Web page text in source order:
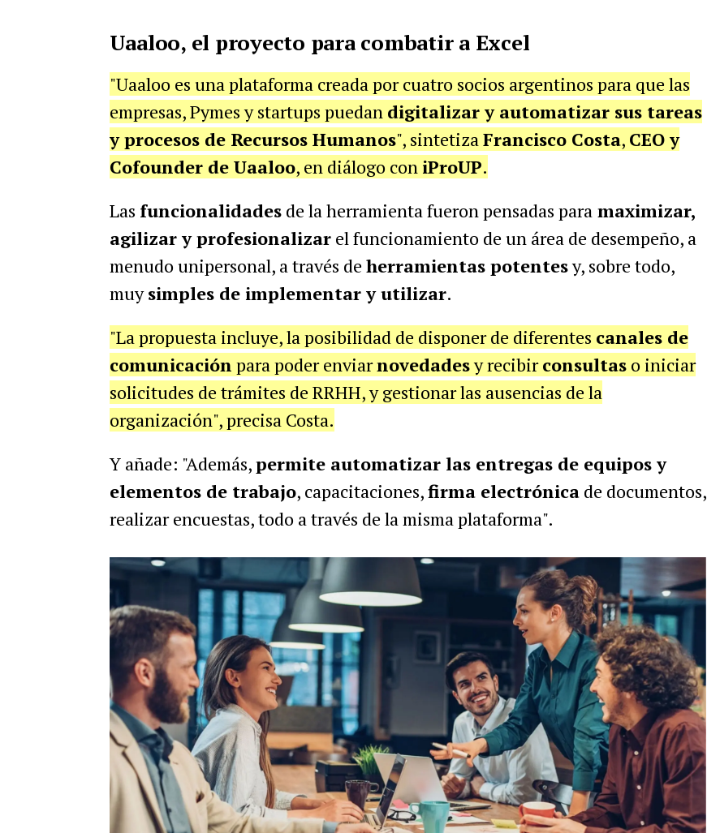
Uaaloo, el proyecto para combatir a Excel
"Uaaloo es una plataforma creada por cuatro socios argentinos para que las
empresas, Pymes y startups puedan digitalizar y automatizar sus tareas
y procesos de Recursos Humanos", sintetizaFrancisco Costa, CEO y
Cofounder de Uaaloo, en diálogo con iProUP.
Las funcionalidadesde la herramienta fueron pensadas paramaximizar,
agilizar y profesionalizarel funcionamiento de un área de desempeño, a
menudo unipersonal, a través de herramientas potentesy, sobre todo,
muysimples de implementar y utilizar.
"La propuesta incluye, la posibilidad de disponer de diferentes canales de
comunicación para poder enviarnovedadesy recibirconsultaso iniciar
solicitudes de trámites de RRHH, y gestionar las ausencias de la
organización", precisa Costa.
Y añade: "Además,permite automatizar las entregas de equipos y
elementos de trabajo, capacitaciones,firma electrónicade documentos,
realizar encuestas, todo a través de la misma plataforma".